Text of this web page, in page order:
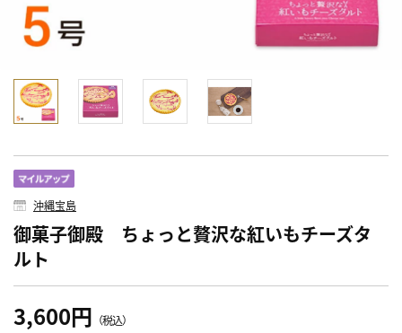
沖縄宝島
御菓子御殿 ちょっと贅沢な紅いもチーズタ
ルト
3,600円 （税込）